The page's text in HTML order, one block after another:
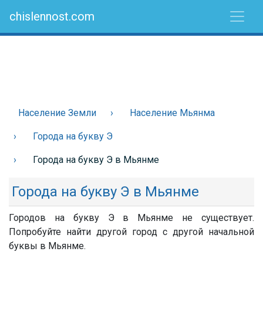
chislennost.com
Население Земли Население Мьянма
Города на букву Э
Города на букву Э в Мьянме
Города на букву Э в Мьянме
Городов на букву Э в Мьянме не существует.
Попробуйте найти другой город с другой начальной
буквы в Мьянме.